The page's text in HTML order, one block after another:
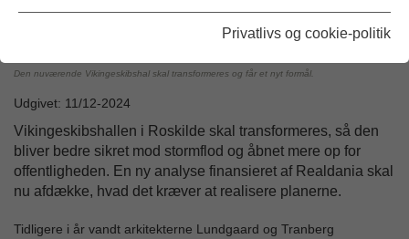
Privatlivs og cookie-politik
Den nuværende Vikingeskibshal skal transformeres og får et nyt formål.
Udgivet: 11/12-2024
Vikingeskibshallen i Roskilde skal transformeres, så den
bliver bedre sikret mod stormflod og åbnet mere op for
offentligheden. En ny analyse finansieret af Realdania skal
nu afdække, hvad det kræver at realisere planerne.
Tidligere i år vandt arkitekterne Lundgaard og Tranberg